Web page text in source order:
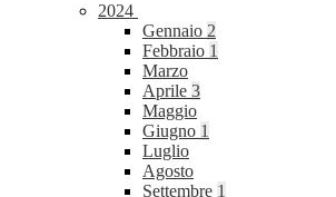
2024
Gennaio 2
Febbraio 1
Marzo
Aprile 3
Maggio
Giugno 1
Luglio
Agosto
Settembre 1